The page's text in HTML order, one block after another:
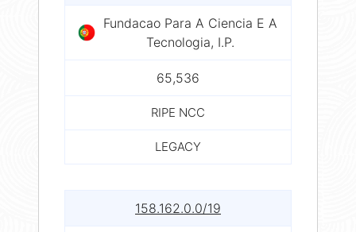
Fundacao Para A Ciencia E A
Tecnologia, I.P.
65,536
RIPE NCC
LEGACY
158.162.0.0/19